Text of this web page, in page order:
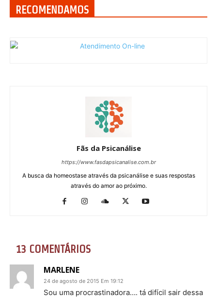
RECOMENDAMOS
Fãs da Psicanálise
https://www.fasdapsicanalise.com.br
A busca da homeostase através da psicanálise e suas respostas
através do amor ao próximo.
13 COMENTÁRIOS
MARLENE
24 de agosto de 2015 Em 19:12
Sou uma procrastinadora…. tá difícil sair dessa